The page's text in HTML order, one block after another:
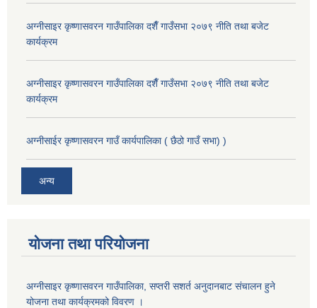
अग्नीसाइर कृष्णासवरन गाउँपालिका दशैँ गाउँसभा २०७९ नीति तथा बजेट
कार्यक्रम
अग्नीसाइर कृष्णासवरन गाउँपालिका दशैँ गाउँसभा २०७९ नीति तथा बजेट
कार्यक्रम
अग्नीसाईर कृष्णासवरन गाउँ कार्यपालिका ( छैठो गाउँ सभा) )
अन्य
योजना तथा परियोजना
अग्नीसाइर कृष्णासवरन गाउँपालिका, सप्तरी सशर्त अनुदानबाट संचालन हुने
योजना तथा कार्यक्रमको विवरण ।